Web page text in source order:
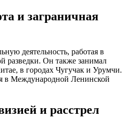
и заграничная
деятельность, работая в
разведки. Он также занимал
в городах Чугучак и Урумчи.
в Международной Ленинской
и расстрел